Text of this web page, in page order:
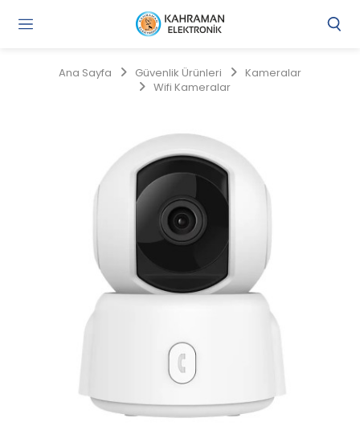
Ana Sayfa Güvenlik Ürünleri
Kameralar
Wifi Kameralar